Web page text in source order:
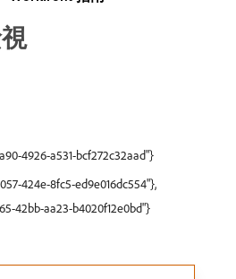
4926-a531-bcf272c32aad"}
424e-8fc5-ed9e016dc554"},
42bb-aa23-b4020f12e0bd"}